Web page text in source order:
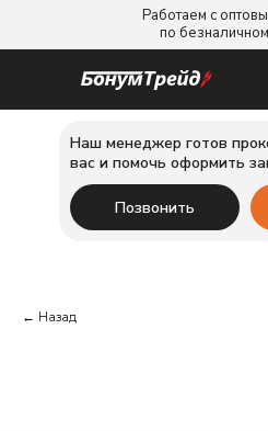
Работаем с
по
Позвонить
Наш менеджер готов
вас и помочь оформить
← Назад